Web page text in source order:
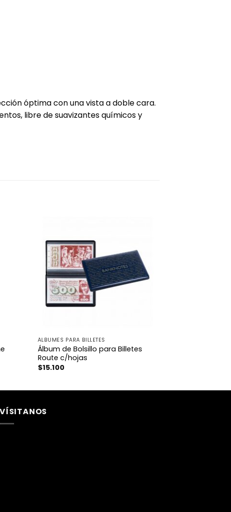
óptima con una vista a doble cara.
libre de suavizantes químicos y
ÁLBUMES PARA BILLETES
Álbum de Bolsillo para Billetes
Route c/hojas
$15.100
VÍSITANOS